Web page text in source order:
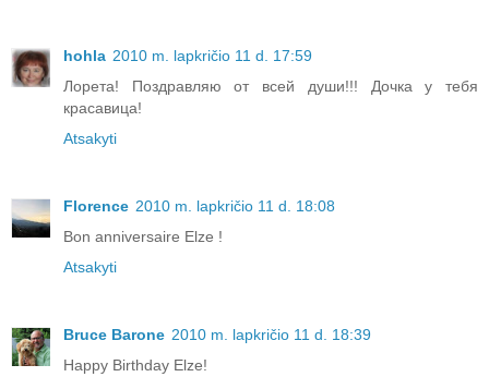
hohla 2010 m. lapkričio 11 d. 17:59
Лорета! Поздравляю от всей души!!! Дочка у тебя
красавица!
Atsakyti
Florence 2010 m. lapkričio 11 d. 18:08
Bon anniversaire Elze !
Atsakyti
Bruce Barone 2010 m. lapkričio 11 d. 18:39
Happy Birthday Elze!